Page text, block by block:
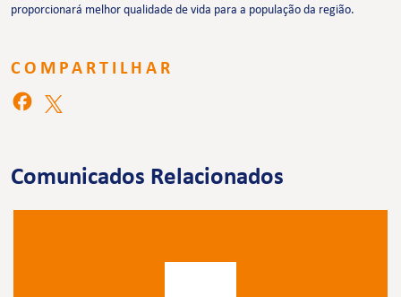
proporcionará melhor qualidade de vida para a população da região.
COMPARTILHAR
Comunicados Relacionados